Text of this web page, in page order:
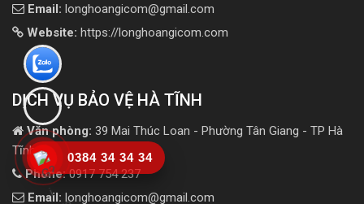
Email: longhoangicom@gmail.com
Website: https://longhoangicom.com
DỊCH VỤ BẢO VỆ HÀ TĨNH
Văn phòng: 39 Mai Thúc Loan - Phường Tân Giang - TP Hà
Tĩnh
Phone:0917 754 237
Email: longhoangicom@gmail.com
0384 34 34 34